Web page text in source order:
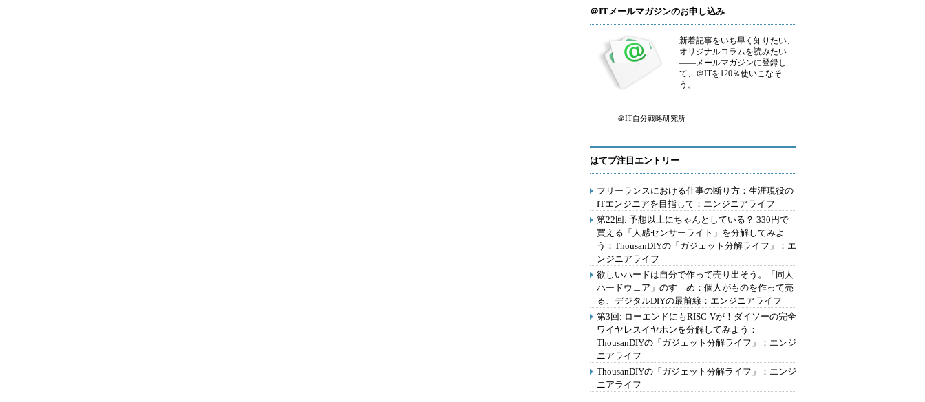
＠ITメールマガジンのお申し込み
新着記事をいち早く知りたい、
オリジナルコラムを読みたい
――メールマガジンに登録し
て、＠ITを120％使いこなそ
う。
＠IT自分戦略研究所
はてブ注目エントリー
フリーランスにおける仕事の断り方：生涯現役の
ITエンジニアを目指して：エンジニアライフ
第22回: 予想以上にちゃんとしている？ 330円で
買える「人感センサーライト」を分解してみよ
う：ThousanDIYの「ガジェット分解ライフ」：エ
ンジニアライフ
欲しいハードは自分で作って売り出そう。「同人
ハードウェア」のすゝめ：個人がものを作って売
る、デジタルDIYの最前線：エンジニアライフ
第3回: ローエンドにもRISC-Vが！ダイソーの完全
ワイヤレスイヤホンを分解してみよう：
ThousanDIYの「ガジェット分解ライフ」：エンジ
ニアライフ
ThousanDIYの「ガジェット分解ライフ」：エンジ
ニアライフ